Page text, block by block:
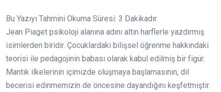
Bu Yazıyı Tahmini Okuma Süresi: 3 Dakikadır.
Jean Piaget psikoloji alanına adını altın harflerle yazdırmış
isimlerden biridir. Çocuklardaki bilişsel öğrenme hakkındaki
teorisi ile pedagojinin babası olarak kabul edilmiş bir figür.
Mantık ilkelerinin içimizde oluşmaya başlamasının, dil
becerisi edinmemizin de öncesine dayandığını keşfetmiştir.